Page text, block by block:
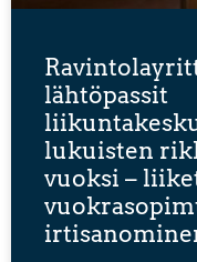
lähtöpassit
lukuisten
vuoksi –